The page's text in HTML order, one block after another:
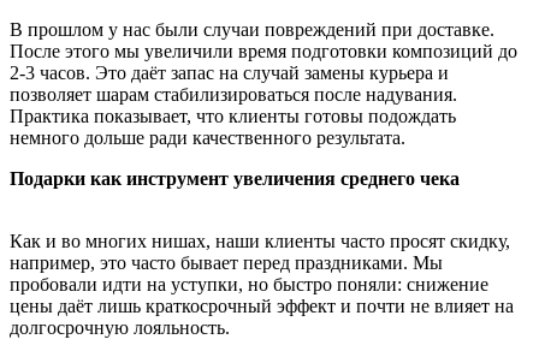
В прошлом у нас были случаи повреждений при доставке.
После этого мы увеличили время подготовки композиций до
2-3 часов. Это даёт запас на случай замены курьера и
позволяет шарам стабилизироваться после надувания.
Практика показывает, что клиенты готовы подождать
немного дольше ради качественного результата.
Подарки как инструмент увеличения среднего чека
Как и во многих нишах, наши клиенты часто просят скидку,
например, это часто бывает перед праздниками. Мы
пробовали идти на уступки, но быстро поняли: снижение
цены даёт лишь краткосрочный эффект и почти не влияет на
долгосрочную лояльность.